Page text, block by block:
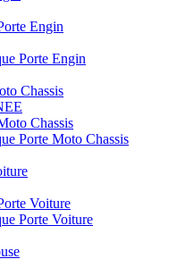
Engin
Porte Engin
Chassis
Chassis
Porte Moto Chassis
Voiture
Porte Voiture